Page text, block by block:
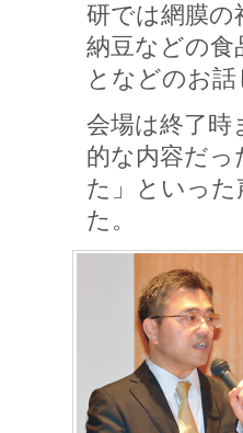
研では網膜の
納豆などの
となどのお
会場は終了時
的な内容だ
た」といっ
た。